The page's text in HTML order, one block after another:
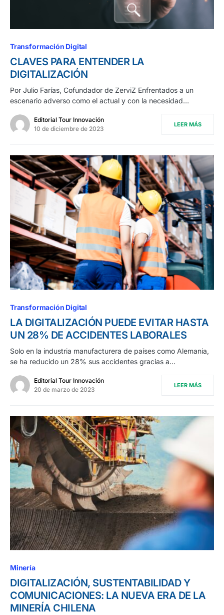
Transformación Digital
CLAVES PARA ENTENDER LA
DIGITALIZACIÓN
Por Julio Farías, Cofundador de ZerviZ Enfrentados a un
escenario adverso como el actual y con la necesidad…
Editorial Tour Innovación
10 de diciembre de 2023
LEER MÁS
Transformación Digital
LA DIGITALIZACIÓN PUEDE EVITAR HASTA
UN 28% DE ACCIDENTES LABORALES
Solo en la industria manufacturera de países como Alemania,
se ha reducido un 28% sus accidentes gracias a…
Editorial Tour Innovación
20 de marzo de 2023
LEER MÁS
Minería
DIGITALIZACIÓN, SUSTENTABILIDAD Y
COMUNICACIONES: LA NUEVA ERA DE LA
MINERÍA CHILENA